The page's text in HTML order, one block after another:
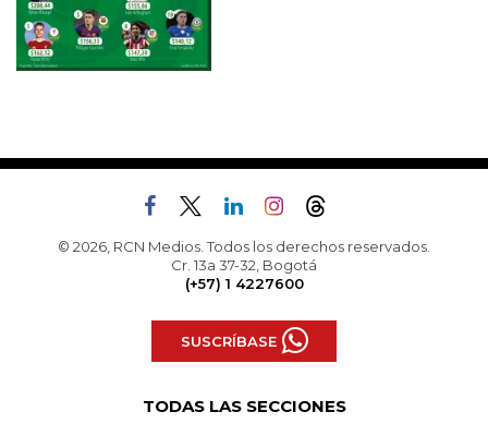
© 2026, RCN Medios. Todos los derechos reservados.
Cr. 13a 37-32, Bogotá
(+57) 1 4227600
SUSCRÍBASE
TODAS LAS SECCIONES